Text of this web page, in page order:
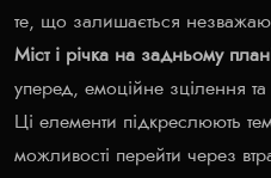
те, що залишається
Міст і річка на задньому
уперед, емоційне зцілення
Ці елементи підкреслюють
можливості перейти через